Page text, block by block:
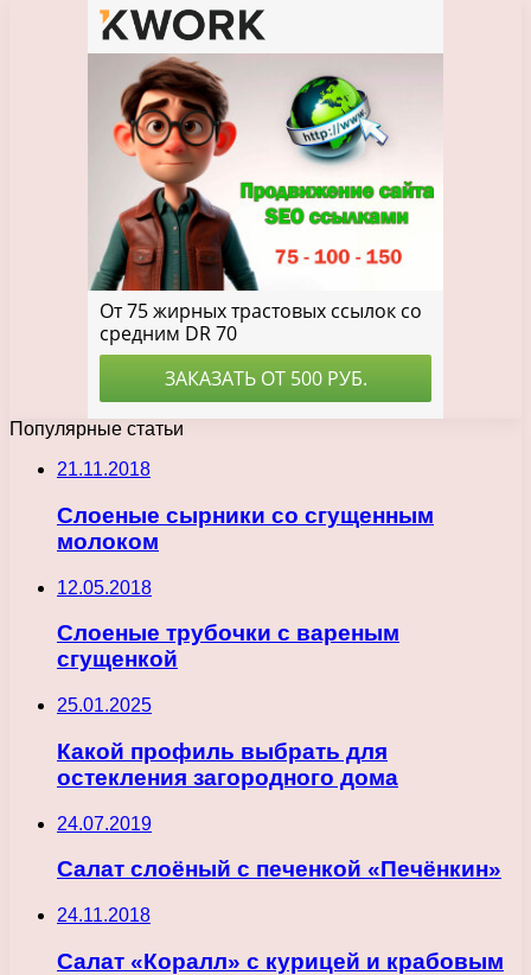
Популярные статьи
21.11.2018
Слоеные сырники со сгущенным
молоком
12.05.2018
Слоеные трубочки с вареным
сгущенкой
25.01.2025
Какой профиль выбрать для
остекления загородного дома
24.07.2019
Салат слоёный с печенкой «Печёнкин»
24.11.2018
Салат «Коралл» с курицей и крабовым